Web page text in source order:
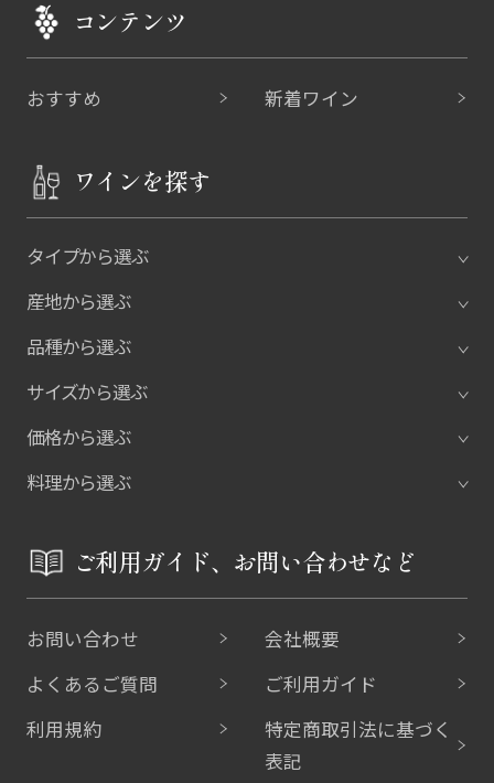
コンテンツ
おすすめ 新着ワイン
ワインを探す
タイプから選ぶ
産地から選ぶ
品種から選ぶ
サイズから選ぶ
価格から選ぶ
料理から選ぶ
ご利用ガイド、お問い合わせなど
お問い合わせ
会社概要
よくあるご質問
ご利用ガイド
利用規約
特定商取引法に基づく
表記